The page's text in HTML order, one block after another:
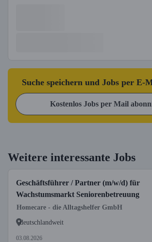
Suche speichern und Jobs per E-
Kostenlos Jobs per Mail
Weitere interessante Jobs
Geschäftsführer / Partner (m/w/d) für
Wachstumsmarkt Seniorenbetreuung
Homecare - die Alltagshelfer GmbH
deutschlandweit
03.08.2026